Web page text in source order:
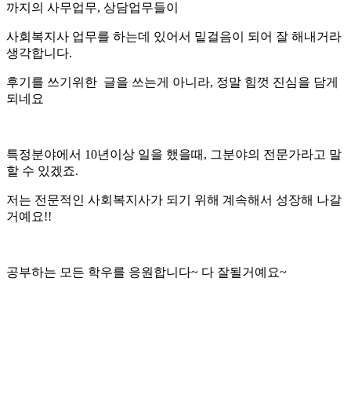
까지의 사무업무, 상담업무들이
사회복지사 업무를 하는데 있어서 밑걸음이 되어 잘 해내거라
생각합니다.
후기를 쓰기위한 글을 쓰는게 아니라, 정말 힘껏 진심을 담게
되네요
특정분야에서 10년이상 일을 했을때, 그분야의 전문가라고 말
할 수 있겠죠.
저는 전문적인 사회복지사가 되기 위해 계속해서 성장해 나갈
거예요!!
공부하는 모든 학우를 응원합니다~ 다 잘될거예요~